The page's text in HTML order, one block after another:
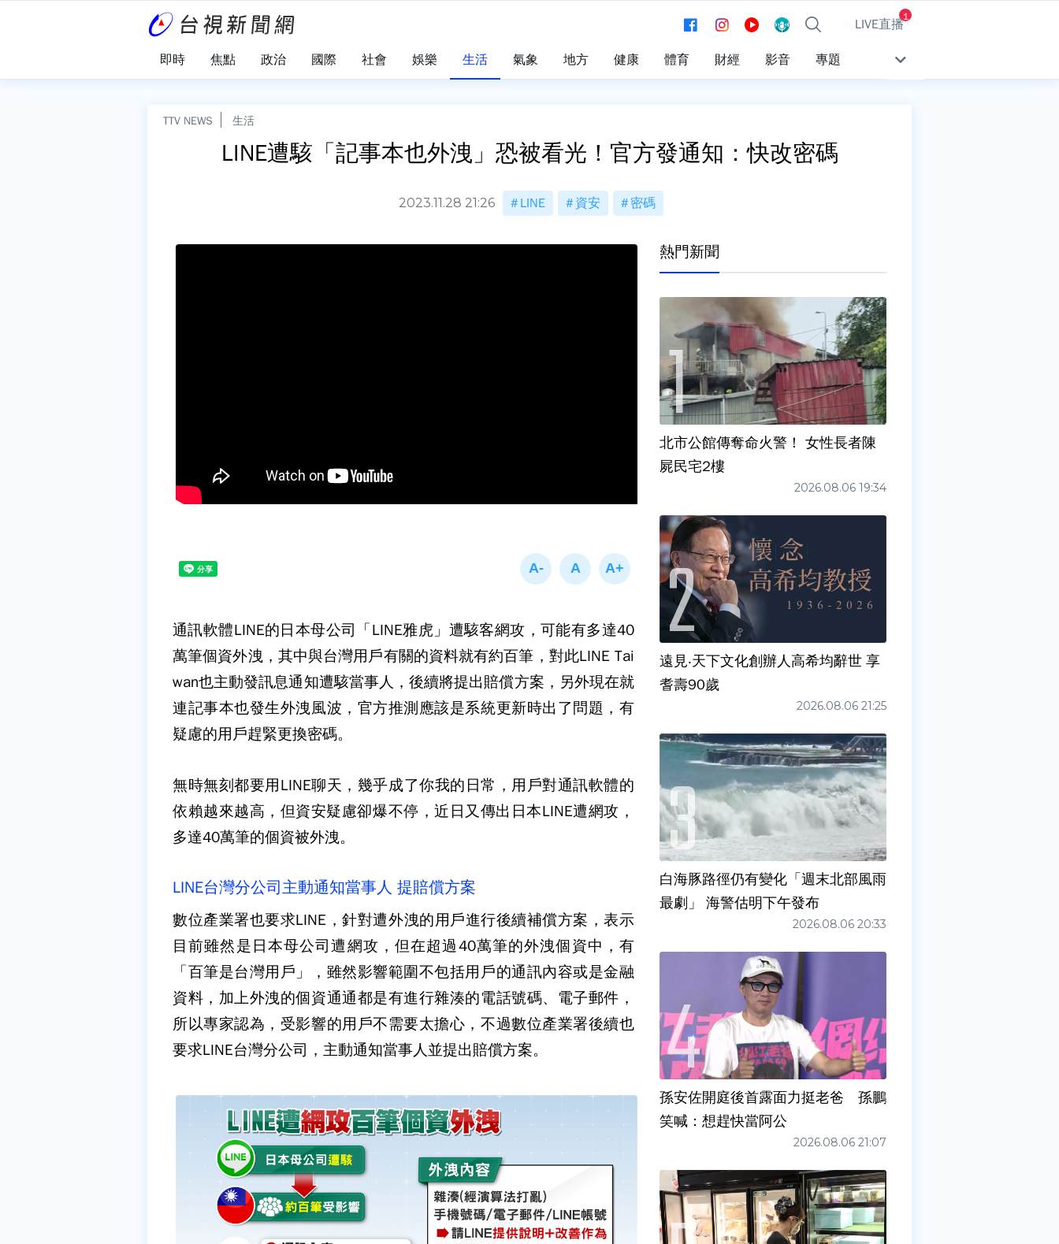
LIVE直播1
即時 焦點 政治 國際 社會 娛樂 生活 氣象 地方 健康 體育 財經 影音 專題
TTV NEWS 生活
LINE遭駭「記事本也外洩」恐被看光！官方發通知：快改密碼
2023.11.28 21:26 LINE 資安 密碼
通訊軟體LINE的日本母公司「LINE雅虎」遭駭客網攻，可能有多達40
萬筆個資外洩，其中與台灣用戶有關的資料就有約百筆，對此LINE Tai
wan也主動發訊息通知遭駭當事人，後續將提出賠償方案，另外現在就
連記事本也發生外洩風波，官方推測應該是系統更新時出了問題，有
疑慮的用戶趕緊更換密碼。
無時無刻都要用LINE聊天，幾乎成了你我的日常，用戶對通訊軟體的
依賴越來越高，但資安疑慮卻爆不停，近日又傳出日本LINE遭網攻，
多達40萬筆的個資被外洩。
LINE台灣分公司主動通知當事人 提賠償方案
數位產業署也要求LINE，針對遭外洩的用戶進行後續補償方案，表示
目前雖然是日本母公司遭網攻，但在超過40萬筆的外洩個資中，有
「百筆是台灣用戶」，雖然影響範圍不包括用戶的通訊內容或是金融
資料，加上外洩的個資通通都是有進行雜湊的電話號碼、電子郵件，
所以專家認為，受影響的用戶不需要太擔心，不過數位產業署後續也
要求LINE台灣分公司，主動通知當事人並提出賠償方案。
熱門新聞
北市公館傳奪命火警！ 女性長者陳
屍民宅2樓
2026.08.06 19:34
遠見‧天下文化創辦人高希均辭世 享
耆壽90歲
2026.08.06 21:25
白海豚路徑仍有變化「週末北部風雨
最劇」 海警估明下午發布
2026.08.06 20:33
孫安佐開庭後首露面力挺老爸 孫鵬
笑喊：想趕快當阿公
2026.08.06 21:07